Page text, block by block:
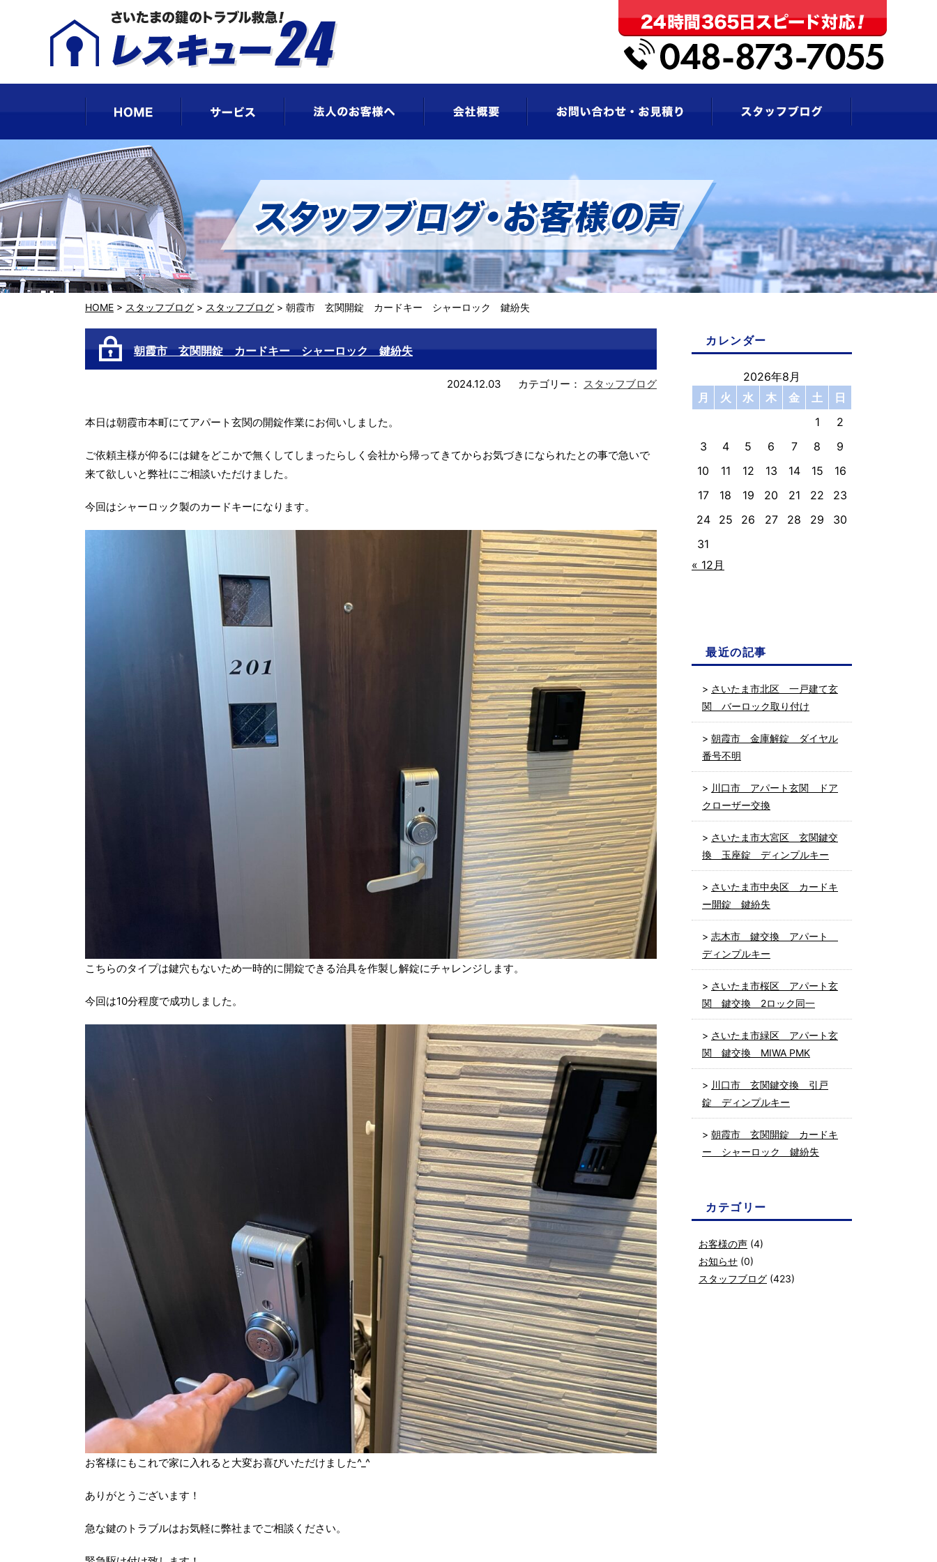
HOME > スタッフブログ > スタッフブログ > 朝霞市 玄関開錠 カードキー シャーロック 鍵紛失
朝霞市 玄関開錠 カードキー シャーロック 鍵紛失
2024.12.03 カテゴリー： スタッフブログ
本日は朝霞市本町にてアパート玄関の開錠作業にお伺いしました。
ご依頼主様が仰るには鍵をどこかで無くしてしまったらしく会社から帰ってきてからお気づきになられたとの事で急いで
来て欲しいと弊社にご相談いただけました。
今回はシャーロック製のカードキーになります。
こちらのタイプは鍵穴もないため一時的に開錠できる治具を作製し解錠にチャレンジします。
今回は10分程度で成功しました。
お客様にもこれで家に入れると大変お喜びいただけました^_^
ありがとうございます！
急な鍵のトラブルはお気軽に弊社までご相談ください。
カレンダー
2026年8月
月
火 水 木 金 土
日
1
2
3
4 5 6 7 8
9
10
11 12 13 14 15
16
17
18 19 20 21 22
23
24
25 26 27 28 29
30
31
« 12月
最近の記事
さいたま市北区 一戸建て玄
関 バーロック取り付け
朝霞市 金庫解錠 ダイヤル
番号不明
川口市 アパート玄関 ドア
クローザー交換
さいたま市大宮区 玄関鍵交
換 玉座錠 ディンプルキー
さいたま市中央区 カードキ
ー開錠 鍵紛失
志木市 鍵交換 アパート
ディンプルキー
さいたま市桜区 アパート玄
関 鍵交換 2ロック同一
さいたま市緑区 アパート玄
関 鍵交換 MIWA PMK
川口市 玄関鍵交換 引戸
錠 ディンプルキー
朝霞市 玄関開錠 カードキ
ー シャーロック 鍵紛失
カテゴリー
お客様の声 (4)
お知らせ (0)
スタッフブログ (423)